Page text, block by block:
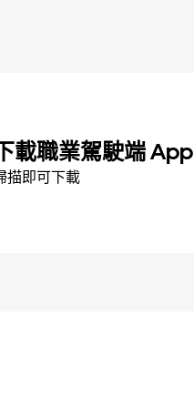
載職業駕駛端 App
描即可下載